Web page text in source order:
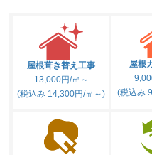
屋根葺き替え工事
13,000円/㎡～
(税込み 14,300円/㎡～)
屋根
(税込み